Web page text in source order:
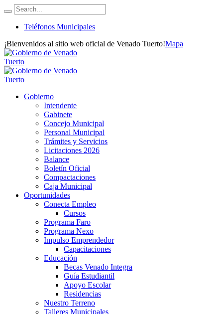
Teléfonos Municipales
¡Bienvenidos al sitio web oficial de Venado Tuerto!Mapa
Gobierno
Intendente
Gabinete
Concejo Municipal
Personal Municipal
Trámites y Servicios
Licitaciones 2026
Balance
Boletín Oficial
Compactaciones
Caja Municipal
Oportunidades
Conecta Empleo
Cursos
Programa Faro
Programa Nexo
Impulso Emprendedor
Capacitaciones
Educación
Becas Venado Integra
Guía Estudiantil
Apoyo Escolar
Residencias
Nuestro Terreno
Talleres Municipales